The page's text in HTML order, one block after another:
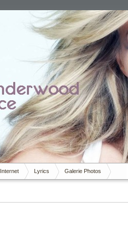
Internet Lyrics Galerie Photos